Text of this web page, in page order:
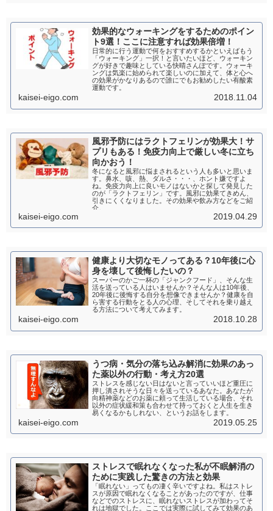
効果的なウォーキングをするためのポイン
ト9選！ここに注意すれば効果倍増！
日常的に行う運動で何をおすすめするかといえばもう
「ウォーキング」一択！と言いたいほど、ウォーキン
グが好きで趣味としている快晴さんぽです。ウォーキ
ングは気楽に始められて楽しいのに加えて、体と心へ
の効果がかなりあるので誰にでもお勧めしたい有酸素
運動です。
kaisei-eigo.com 2018.11.04
風邪予防にはラクトフェリンが効果大！サ
プリもある！免疫力向上で厳しい冬に立ち
向かおう！
冬になると風邪に悩まされるという人も多いと思いま
す。鼻水、咳、熱、ダルさ・・・、ホント嫌ですよ
ね。免疫力向上に良いモノはないかと探して発見した
のが「ラクトフェリン」です。風邪に効果てきめん、
引きにくくなりました。その効果や飲み方などをご紹
介。
kaisei-eigo.com 2019.04.29
健康より大切なモノってある？10年後に心
身を壊して後悔したいの？
スーパーのかご一杯の「ジャンクフード」、そんな生
活を送っている人はいませんか？そんな人は10年後、
20年後に後悔する自分を想像できませんか？健康を自
ら害する行動をとる人の心理、そしてそれを乗り越え
る方法について考えてみます。
kaisei-eigo.com 2018.10.28
うつ病・気分の落ち込み解消に効果のあっ
た薬以外の行動・考え方20選
ストレスを感じない日はないと言っていいほど重圧に
押し潰されそうな日々を送っているあなた。あなたが
向精神薬などのお薬に頼って生活している場合、それ
以外の症状緩和策も合わせて持っておくと人生を生き
易くなるかもしれない、というお話をします。
kaisei-eigo.com 2019.05.25
ストレスで眠れなくなった私が不眠解消の
ために実践した驚きの方法と効果
「眠れない」ってもの凄く辛いですよね。私はストレ
スが原因で眠れなくなることがあったのですが、仕事
などでのストレスに、眠れないストレスが加わってそ
れは地獄でした。ここでは実際に試してみて効果のあ